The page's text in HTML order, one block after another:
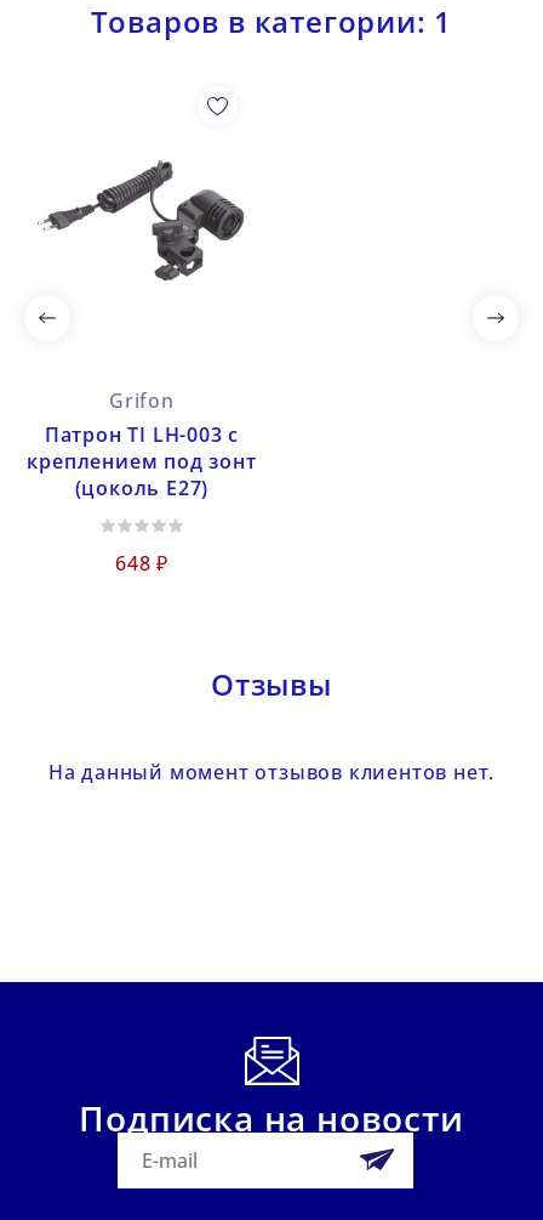
Товаров в категории: 1
Grifon
Патрон TI LH-003 с
креплением под зонт
(цоколь Е27)
648 ₽
Отзывы
На данный момент отзывов клиентов нет.
Подписка на новости